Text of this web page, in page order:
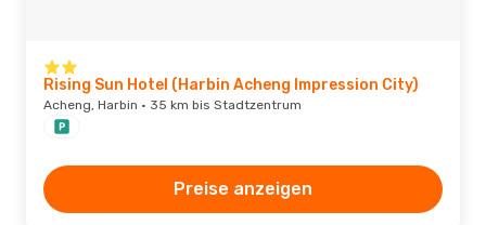
Rising Sun Hotel (Harbin Acheng Impression City)
Acheng, Harbin · 35 km bis Stadtzentrum
Preise anzeigen